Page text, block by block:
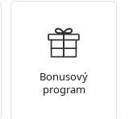
Bonusový
program